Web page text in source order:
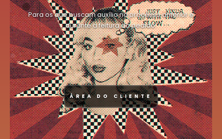
Para os que buscam auxílio no processo anterior e
durante a feitura do pedido.
ÁREA DO CLIENTE